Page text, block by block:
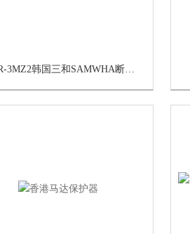
EOCR-3MZ2韩国三和SAMWHA断相保护器